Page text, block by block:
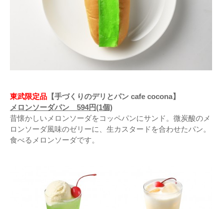
東武限定品 【手づくりのデリとパン cafe cocona】
メロンソーダパン 594円(1個)
昔懐かしいメロンソーダをコッペパンにサンド。微炭酸のメ
ロンソーダ風味のゼリーに、生カスタードを合わせたパン。
食べるメロンソーダです。